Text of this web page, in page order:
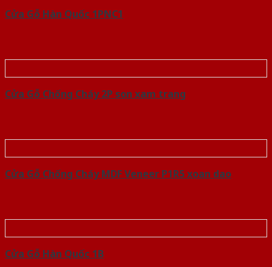
Cửa Gỗ Hàn Quốc 1PNC1
Cửa Gỗ Chống Cháy 2P son xam trang
Cửa Gỗ Chống Cháy MDF Veneer P1R5 xoan dao
Cửa Gỗ Hàn Quốc 1B